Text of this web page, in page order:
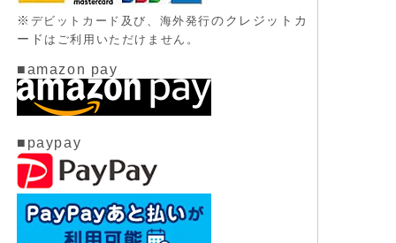
※ デビットカード及び、 海外発行のクレジットカ
ード はご利用いただけません。
■amazon pay
■paypay